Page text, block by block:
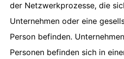
der Netzwerkprozesse, die
Unternehmen oder eine
Person befinden.
Personen befinden sich in